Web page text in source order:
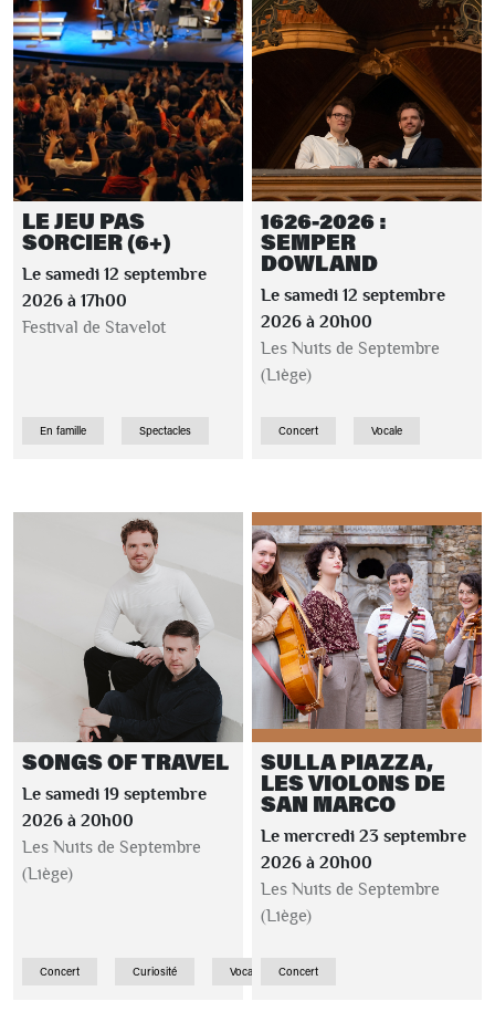
LE JEU PAS
SORCIER (6+)
Le samedi 12 septembre
2026 à 17h00
Festival de Stavelot
En famille Spectacles
1626-2026 :
SEMPER
DOWLAND
Le samedi 12 septembre
2026 à 20h00
Les Nuits de Septembre
(Liège)
Concert Vocale
SONGS OF TRAVEL
Le samedi 19 septembre
2026 à 20h00
Les Nuits de Septembre
(Liège)
Concert Curiosité Vocale
SULLA PIAZZA,
LES VIOLONS DE
SAN MARCO
Le mercredi 23 septembre
2026 à 20h00
Les Nuits de Septembre
(Liège)
Concert